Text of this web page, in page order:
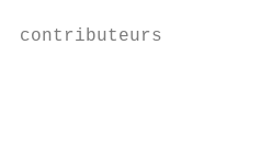
contributeurs